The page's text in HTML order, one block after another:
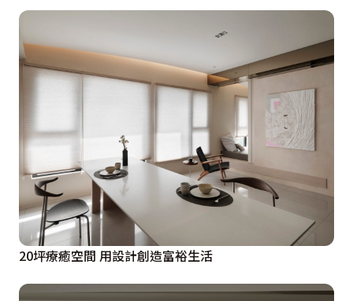
20坪療癒空間 用設計創造富裕生活